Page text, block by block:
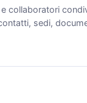
collaboratori
sedi,